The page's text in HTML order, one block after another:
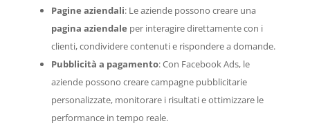
Pagine aziendali: Le aziende possono creare una
pagina aziendale per interagire direttamente con i
clienti, condividere contenuti e rispondere a domande.
Pubblicità a pagamento: Con Facebook Ads, le
aziende possono creare campagne pubblicitarie
personalizzate, monitorare i risultati e ottimizzare le
performance in tempo reale.